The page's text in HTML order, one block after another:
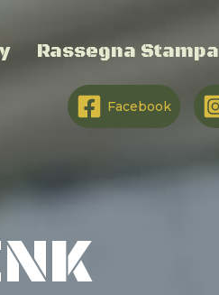
Rassegna Stampa
Facebook